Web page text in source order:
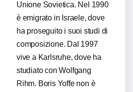
Unione Sovietica. Nel 1990
è emigrato in Israele, dove
ha proseguito i suoi studi di
composizione. Dal 1997
vive a Karlsruhe, dove ha
studiato con Wolfgang
Rihm. Boris Yoffe non è